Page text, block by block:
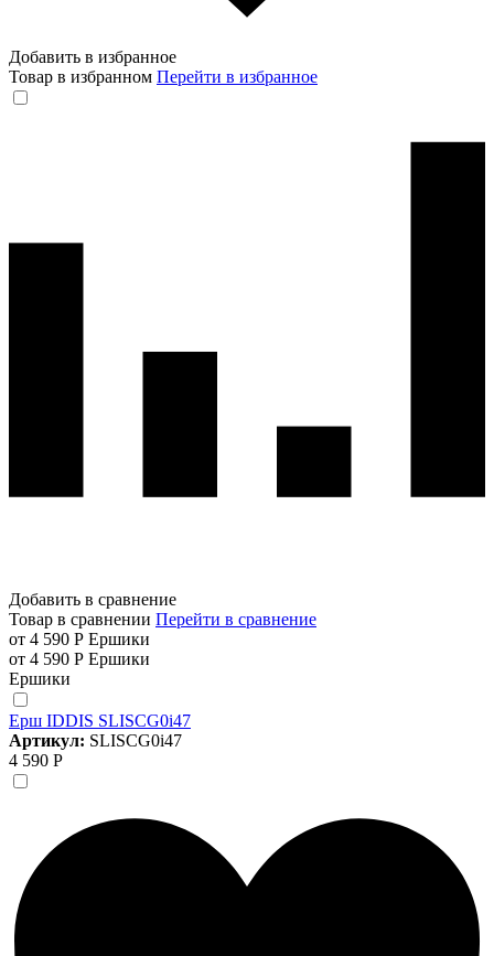
Добавить в избранное
Товар в избранном Перейти в избранное
Добавить в сравнение
Товар в сравнении Перейти в сравнение
от 4 590 Р Ершики
от 4 590 Р Ершики
Ершики
Ерш IDDIS SLISCG0i47
Артикул: SLISCG0i47
4 590 Р